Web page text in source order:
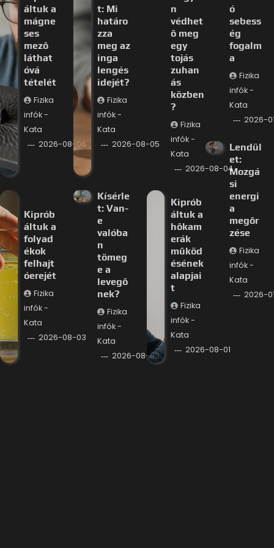
áltuk a
mágne
ses
mező
láthat
óvá
tételét
Fizika
infók -
Kata
2026-08-06
t: Mi
határo
zza
meg az
inga
lengés
idejét?
Fizika
infók -
Kata
2026-08-05
n
védhet
ő meg
egy
tojás
zuhan
ás
közben
?
Fizika
infók -
Kata
2026-08-04
Kiprób
áltuk a
folyad
ékok
felhajt
óerejét
Fizika
infók -
Kata
2026-08-03
Kísérle
t: Van-
e
valóba
n
tömeg
e a
levegő
nek?
Fizika
infók -
Kata
2026-08-02
Kiprób
áltuk a
hőkam
erák
működ
ésének
alapjai
t
Fizika
infók -
Kata
2026-08-01
ó
sebess
ég
fogalm
a
Fizika
infók -
Kata
2026-
Lendül
et:
Mozgá
si
energi
a
megőr
zése
Fizika
infók -
Kata
2026-